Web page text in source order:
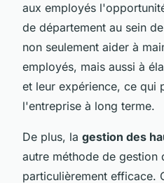
aux employés
de département au sein
non seulement aider à
employés, mais aussi à
et leur expérience, ce qui
l'entreprise à long terme.
De plus, la gestion des
autre méthode de gestion
particulièrement efficace.